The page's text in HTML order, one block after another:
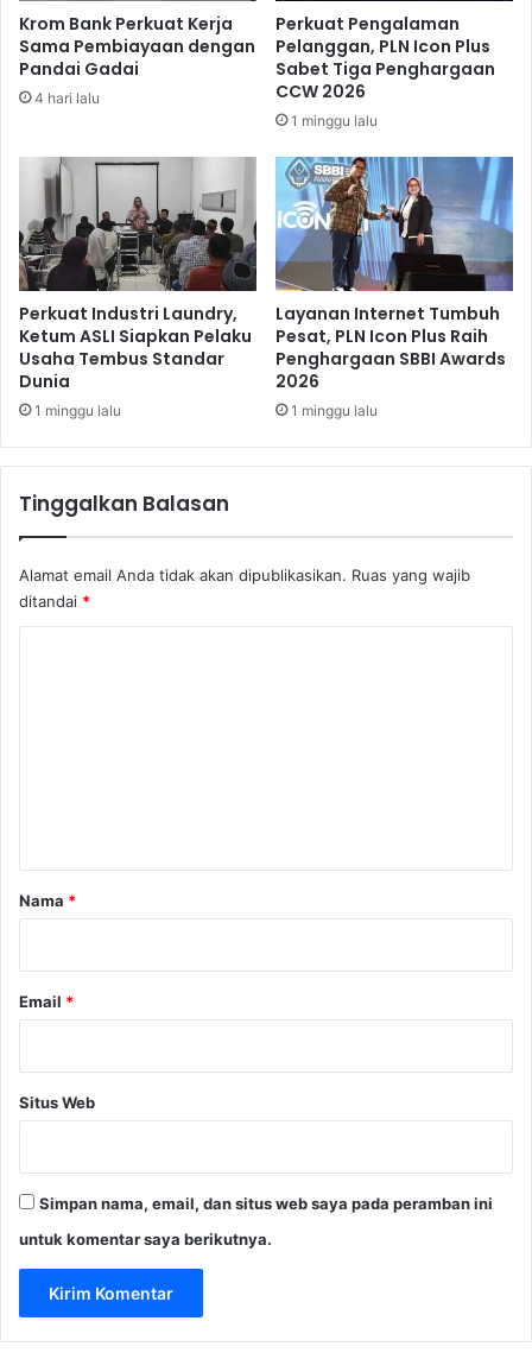
n
u
j
N
w
r
m
a
l
r
t
m
a
6
3
O
r
a
n
g
Krom Bank Perkuat Kerja
Sama Pembiayaan dengan
Pandai Gadai
4 hari lalu
Perkuat Pengalaman
Pelanggan, PLN Icon Plus
Sabet Tiga Penghargaan
CCW 2026
1 minggu lalu
Perkuat Industri Laundry,
Ketum ASLI Siapkan Pelaku
Usaha Tembus Standar
Dunia
1 minggu lalu
Layanan Internet Tumbuh
Pesat, PLN Icon Plus Raih
Penghargaan SBBI Awards
2026
1 minggu lalu
Tinggalkan Balasan
Alamat email Anda tidak akan dipublikasikan. Ruas yang wajib
ditandai *
rNama *
Email *
Situs Web
Simpan nama, email, dan situs web saya pada peramban ini
untuk komentar saya berikutnya.